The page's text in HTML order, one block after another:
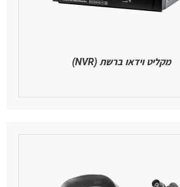
מקליט וידאו ברשת (NVR)